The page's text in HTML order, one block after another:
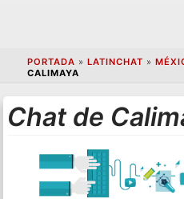
PORTADA » LATINCHAT »
CALIMAYA
Chat de